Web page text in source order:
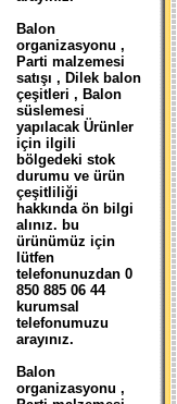
Balon
organizasyonu ,
Parti malzemesi
satışı , Dilek balon
çeşitleri , Balon
süslemesi
yapılacak Ürünler
için ilgili
bölgedeki stok
durumu ve ürün
çeşitliliği
hakkında ön bilgi
alınız. bu
ürünümüz için
lütfen
telefonunuzdan 0
850 885 06 44
kurumsal
telefonumuzu
arayınız.
Balon
organizasyonu ,